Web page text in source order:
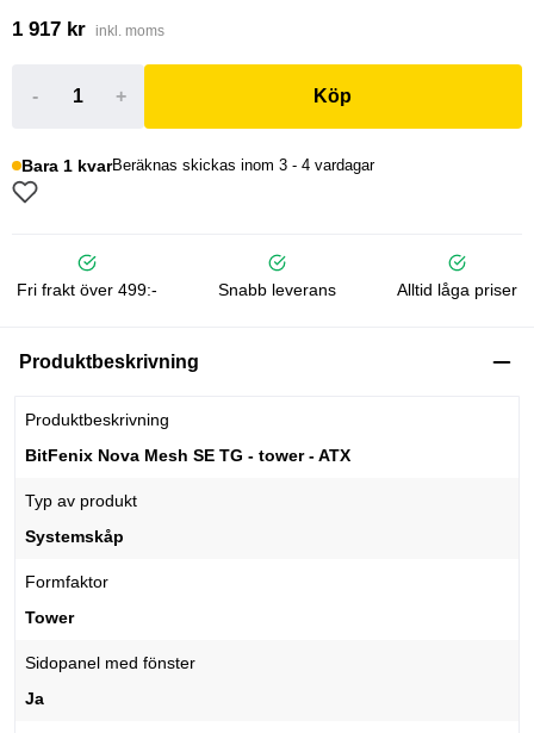
1 917 kr inkl. moms
- + Köp
Bara 1 kvarBeräknas skickas inom 3 - 4 vardagar
Fri frakt över 499:- Snabb leverans Alltid låga priser
Produktbeskrivning
Produktbeskrivning
BitFenix Nova Mesh SE TG - tower - ATX
Typ av produkt
Systemskåp
Formfaktor
Tower
Sidopanel med fönster
Ja